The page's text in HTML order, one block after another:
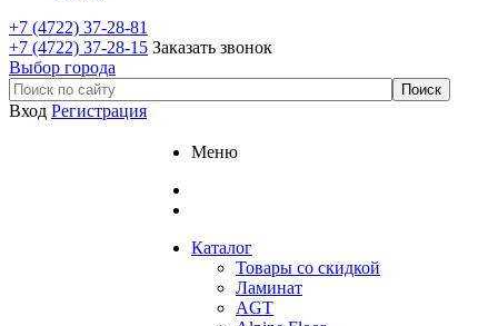
+7 (4722) 37-28-81
+7 (4722) 37-28-15 Заказать звонок
Выбор города
Вход Регистрация
Меню
Каталог
Товары со скидкой
Ламинат
AGT